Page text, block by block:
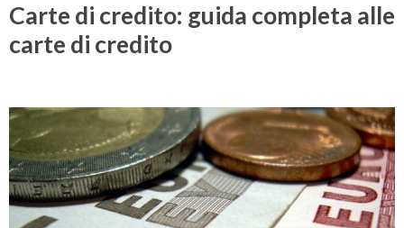
Carte di credito: guida completa alle
carte di credito